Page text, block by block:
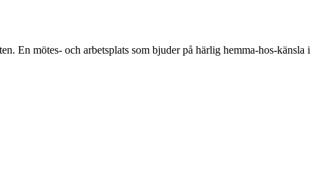
En mötes- och arbetsplats som bjuder på härlig hemma-hos-känsla i